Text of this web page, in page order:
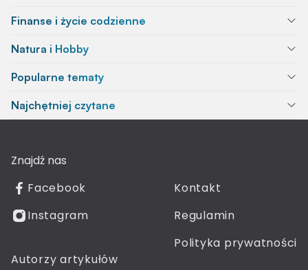
Finanse i życie codzienne
Natura i Hobby
Popularne tematy
Najchętniej czytane
Znajdź nas
Facebook
Instagram
Kontakt
Regulamin
Polityka prywatności
Autorzy artykułów